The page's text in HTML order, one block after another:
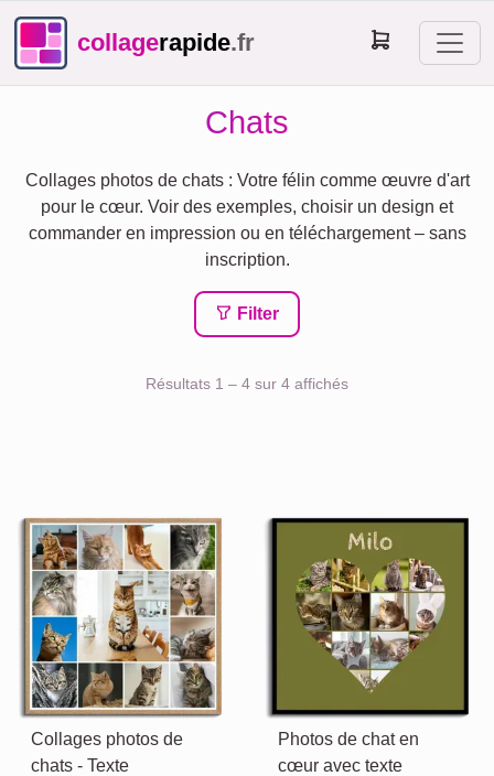
collagerapide.fr
Chats
Collages photos de chats : Votre félin comme œuvre d'art
pour le cœur. Voir des exemples, choisir un design et
commander en impression ou en téléchargement – sans
inscription.
Filter
Résultats 1 – 4 sur 4 affichés
Collages photos de
chats - Texte
Photos de chat en
cœur avec texte